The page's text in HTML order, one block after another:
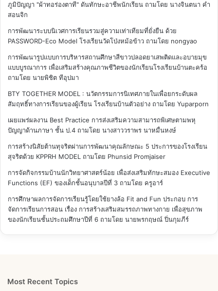
ภูมิปัญญา "ผ้าทอร่องตาที" ดันทักษะอาชีพนักเรียน ถามโดย นางจินตนา คำ
สอนจิก
การพัฒนาระบบนิเวศการเรียนรวมสู่ความเท่าเทียมที่ยั่งยืน ด้วย
PASSWORD-Eco Model โรงเรียนวัดโป่งหม้อข้าว ถามโดย nongyao
การพัฒนารูปแบบการบริหารสถานศึกษาสีขาวปลอดยาเสพติดและอบายมุข
แบบบูรณาการ เพื่อเสริมสร้างคุณภาพชีวิตของนักเรียนโรงเรียนบ้านตะคร้อ
ถามโดย นายพิชิต ทีอุปมา
BTY TOGETHER MODEL : นวัตกรรมการนิเทศภายในเพื่อยกระดับผล
สัมฤทธิ์ทางการเรียนของผู้เรียน โรงเรียนบ้านตัวอย่าง ถามโดย Yuparporn
เผยแพร่ผลงาน Best Practice การส่งเสริมความสามารถพิเศษตามพหุ
ปัญญาด้านภาษา ชั้น ป.4 ถามโดย นางสาววราพร นาหมื่นหงษ์
การสร้างนิสัยต้านทุจริตผ่านการพัฒนาคุณลักษณะ 5 ประการของโรงเรียน
สุจริตด้วย KPPRH MODEL ถามโดย Phunsid Promjaiser
การจัดกิจกรรมบ้านนักวิทยาศาสตร์น้อย เพื่อส่งเสริมทักษะสมอง Executive
Functions (EF) ของเด็กชั้นอนุบาลปีที่ 3 ถามโดย ครูอาร์
การศึกษาผลการจัดการเรียนรู้โดยใช้ยางล้อ Fit and Fun ประกอบ การ
จัดการเรียนการสอน เรื่อง การสร้างเสริมสมรรถภาพทางกาย เพื่อสุขภาพ
ของนักเรียนชั้นประถมศึกษาปีที่ 6 ถามโดย นายพรกฤษณ์ ปิ่นกุมภีร์
Most Recent Topics